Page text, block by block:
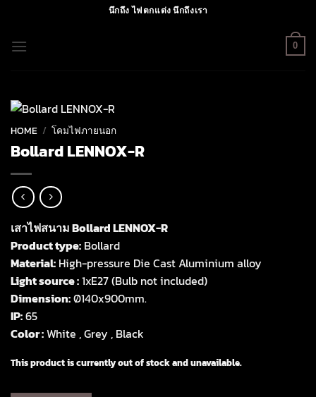
content
นึกถึง ไฟตกแต่ง นึกถึงเรา
0
HOME / โคมไฟภายนอก
Bollard LENNOX-R
เสาไฟสนาม Bollard LENNOX-R
Product type: Bollard
Material: High-pressure Die Cast Aluminium alloy
Light source :1xE27 (Bulb not included)
Dimension:Ø140x900mm.
IP:65
Color :White , Grey , Black
This product is currently out of stock and unavailable.